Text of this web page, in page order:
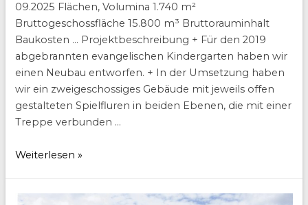
09.2025 Flächen, Volumina 1.740 m²
Bruttogeschossfläche 15.800 m³ Bruttorauminhalt
Baukosten … Projektbeschreibung + Für den 2019
abgebrannten evangelischen Kindergarten haben wir
einen Neubau entworfen. + In der Umsetzung haben
wir ein zweigeschossiges Gebäude mit jeweils offen
gestalteten Spielfluren in beiden Ebenen, die mit einer
Treppe verbunden …
Kindertagesstätte
Weiterlesen »